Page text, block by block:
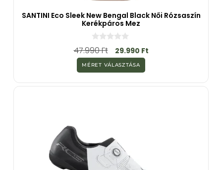
SANTINI Eco Sleek New Bengal Black Női Rózsaszín
Kerékpáros Mez
0
a
5
-
b
ő
47.990Ft 29.990 Ft
MÉRET VÁLASZTÁSA